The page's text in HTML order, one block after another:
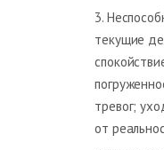
3.
текущие
тревог;
от